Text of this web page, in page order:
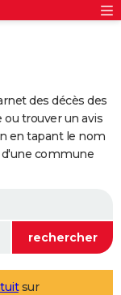
des décès des
ou trouver un avis
en tapant le nom
d'une commune
sur